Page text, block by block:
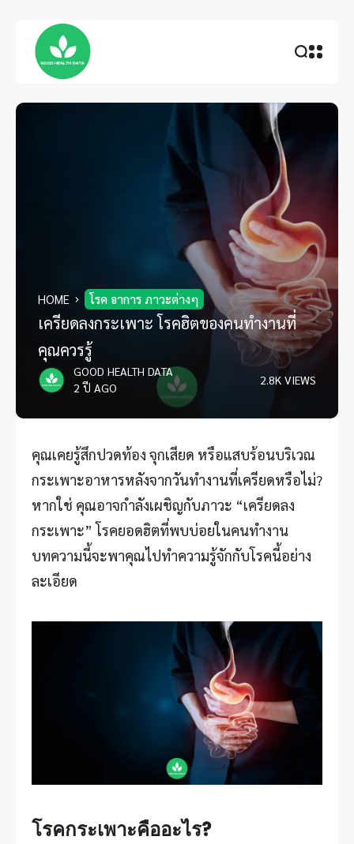
HOME โรค อาการ ภาวะต่างๆ
เครียดลงกระเพาะ โรคฮิตของคนทำงานที่
คุณควรรู้
GOOD HEALTH DATA
2 ปี AGO
2.8K VIEWS
คุณเคยรู้สึกปวดท้อง จุกเสียด หรือแสบร้อนบริเวณ
กระเพาะอาหารหลังจากวันทำงานที่เครียดหรือไม่?
หากใช่ คุณอาจกำลังเผชิญกับภาวะ “เครียดลง
กระเพาะ” โรคยอดฮิตที่พบบ่อยในคนทำงาน
บทความนี้จะพาคุณไปทำความรู้จักกับโรคนี้อย่าง
ละเอียด
โรคกระเพาะคืออะไร?